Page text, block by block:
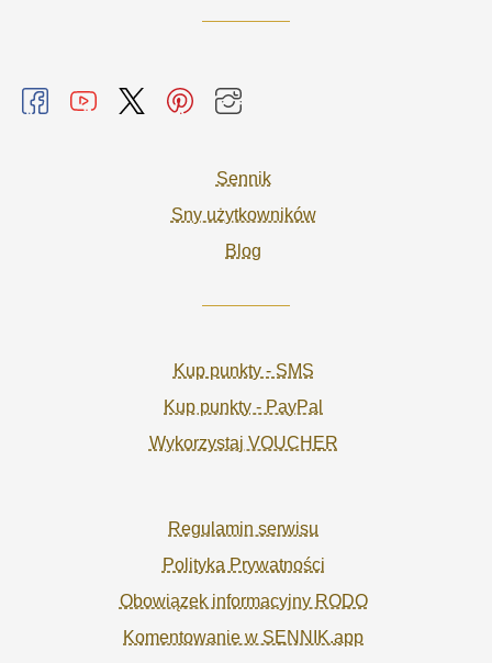
Sennik
Sny użytkowników
Blog
Kup punkty - SMS
Kup punkty - PayPal
Wykorzystaj VOUCHER
Regulamin serwisu
Polityka Prywatności
Obowiązek informacyjny RODO
Komentowanie w SENNIK.app